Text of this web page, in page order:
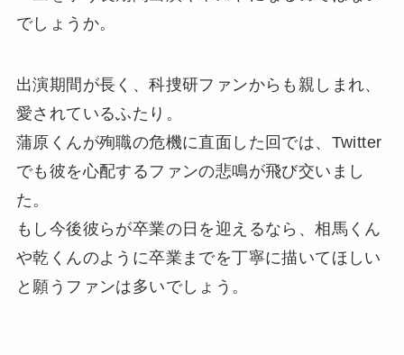
でしょうか。
出演期間が長く、科捜研ファンからも親しまれ、
愛されているふたり。
蒲原くんが殉職の危機に直面した回では、Twitter
でも彼を心配するファンの悲鳴が飛び交いまし
た。
もし今後彼らが卒業の日を迎えるなら、相馬くん
や乾くんのように卒業までを丁寧に描いてほしい
と願うファンは多いでしょう。